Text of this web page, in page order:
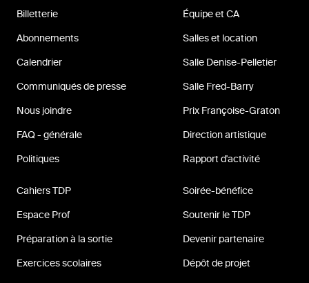
Billetterie
Abonnements
Calendrier
Communiqués de presse
Nous joindre
FAQ - générale
Politiques
Équipe et CA
Salles et location
Salle Denise-Pelletier
Salle Fred-Barry
Prix Françoise-Graton
Direction artistique
Rapport d'activité
Cahiers TDP
Espace Prof
Préparation à la sortie
Exercices scolaires
Soirée-bénéfice
Soutenir le TDP
Devenir partenaire
Dépôt de projet